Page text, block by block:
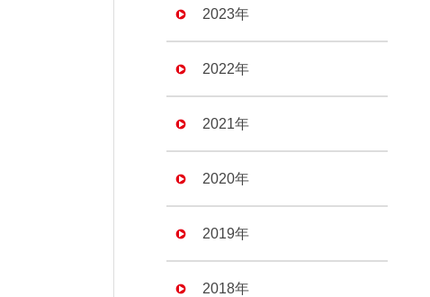
2023年
2022年
2021年
2020年
2019年
2018年